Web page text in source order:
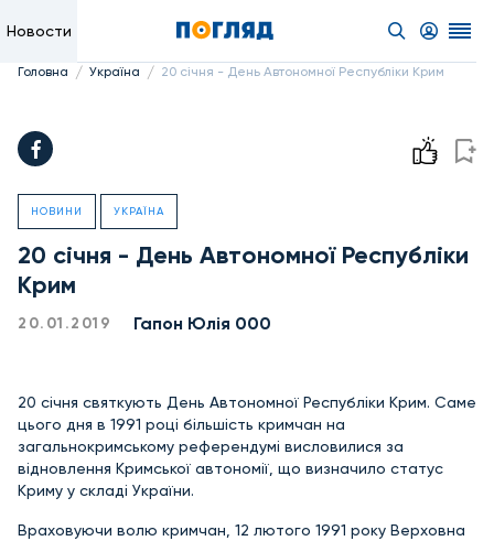
Новости
Головна / Україна / 20 січня - День Автономної Республіки Крим
НОВИНИ УКРАЇНА
20 січня - День Автономної Республіки
Крим
20.01.2019 Гапон Юлія 000
20 січня святкують День Автономної Республіки Крим. Саме
цього дня в 1991 році більшість кримчан на
загальнокримському референдумі висловилися за
відновлення Кримської автономії, що визначило статус
Криму у складі України.
Враховуючи волю кримчан, 12 лютого 1991 року Верховна